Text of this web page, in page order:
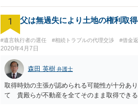
1 父は無過失により土地の権利取
#遺言執行者の選任 #相続トラブルの代理交渉 #借金
2020年4月7日
森田 英樹 弁護士
取得時効の主張が認められる可能性が十分
て 貴殿らが不動産を全てそのまま取得できる